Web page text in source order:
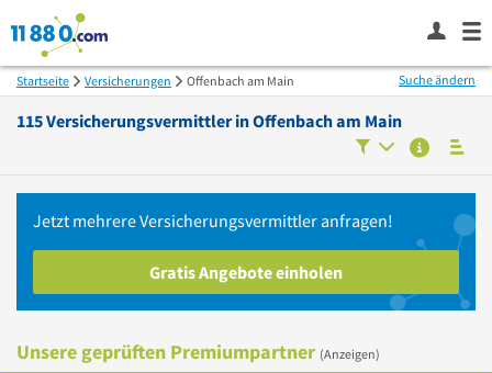
Startseite Versicherungen Offenbach am Main
115Versicherungsvermittler inOffenbach am Main
Suche ändern
Jetzt mehrereVersicherungsvermittler anfragen!
Gratis Angebote einholen
Unsere geprüften Premiumpartner (Anzeigen)